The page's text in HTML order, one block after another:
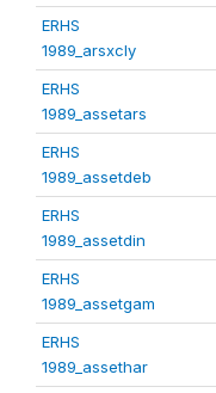
ERHS
1989_arsxcly
ERHS
1989_assetars
ERHS
1989_assetdeb
ERHS
1989_assetdin
ERHS
1989_assetgam
ERHS
1989_assethar